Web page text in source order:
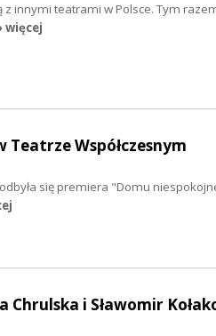
innymi teatrami w Polsce. Tym
więcej
Współczesnym
się premiera "Domu
i Sławomir